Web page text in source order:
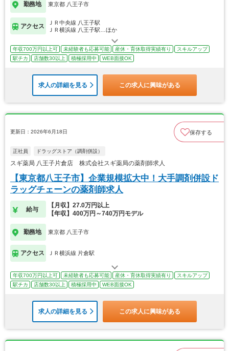
勤務地 東京都 八王子市
アクセス
ＪＲ中央線 八王子駅
ＪＲ横浜線 八王子駅…ほか
年収700万円以上可 未経験者も応募可能 産休・育休取得実績有り
スキルアップ
駅チカ
店舗数30以上 積極採用中 WEB面接OK
求人の詳細を見る この求人に興味がある
更新日：2026年6月18日 保存する
正社員 ドラッグストア（調剤併設）
スギ薬局 八王子片倉店 株式会社スギ薬局の薬剤師求人
【東京都八王子市】企業規模拡大中！大手調剤併設ド
ラッグチェーンの薬剤師求人
給与
【月収】27.0万円以上
【年収】400万円～740万円モデル
勤務地 東京都 八王子市
アクセス ＪＲ横浜線 片倉駅
年収700万円以上可 未経験者も応募可能 産休・育休取得実績有り
スキルアップ
駅チカ
店舗数30以上 積極採用中 WEB面接OK
求人の詳細を見る この求人に興味がある